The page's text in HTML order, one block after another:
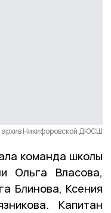
архив Никифоровской ДЮСШ
команда школы
Власова,
Блинова, Ксения
Капитан